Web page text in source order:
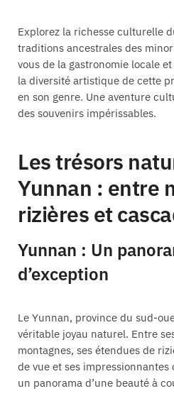
Explorez la richesse culturelle
traditions ancestrales des
vous de la gastronomie locale
la diversité artistique de cette
en son genre. Une aventure
des souvenirs impérissables.
Les trésors
Yunnan : entre
rizières et
Yunnan : Un
d’exception
Le Yunnan, province du sud-
véritable joyau naturel. Entre
montagnes, ses étendues de
de vue et ses
un panorama d’une beauté à